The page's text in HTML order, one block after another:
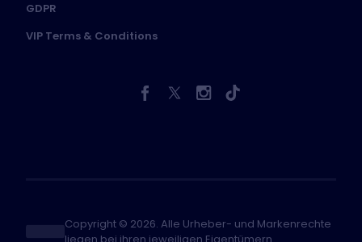
GDPR
VIP Terms & Conditions
Copyright © 2026. Alle Urheber- und Markenrechte